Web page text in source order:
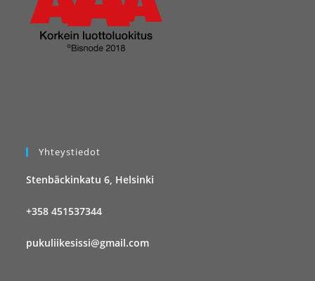
Yhteystiedot
Stenbäckinkatu 6, Helsinki
+358 451537344
pukuliikesissi@gmail.com